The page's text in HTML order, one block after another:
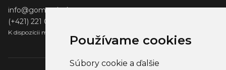
Používame cookies
Súbory cookie a ďalšie
info@gomerch.sk
(+421) 221 001 000
K dispozícii medzi 13:00 - 14:00